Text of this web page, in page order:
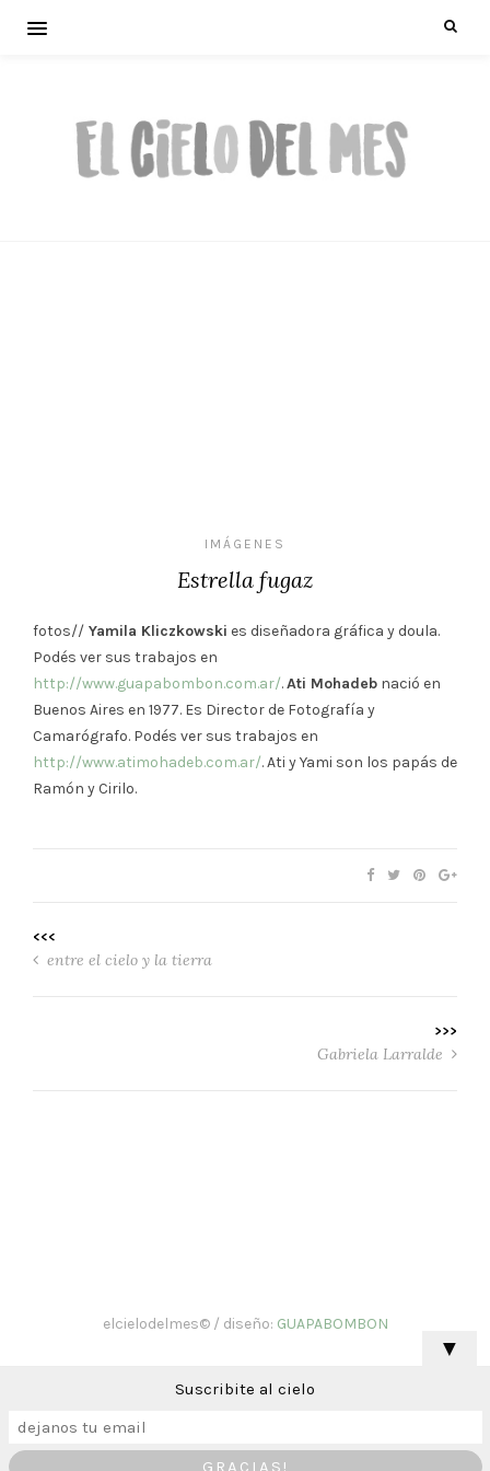
IMÁGENES
Estrella fugaz
fotos// Yamila Kliczkowski es diseñadora gráfica y doula.
Podés ver sus trabajos en
http://www.guapabombon.com.ar/.Ati Mohadeb nació en
Buenos Aires en 1977. Es Director de Fotografía y
Camarógrafo. Podés ver sus trabajos en
http://www.atimohadeb.com.ar/. Ati y Yami son los papás de
Ramón y Cirilo.
<<<
entre el cielo y la tierra
>>>
Gabriela Larralde
elcielodelmes© / diseño: GUAPABOMBON
▼
Suscribite al cielo